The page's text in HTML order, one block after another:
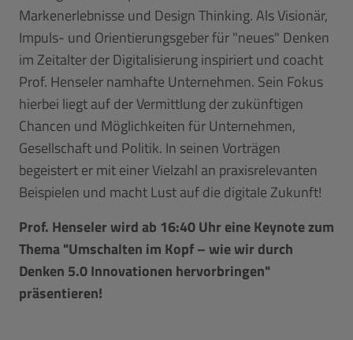
Markenerlebnisse und Design Thinking. Als Visionär,
Impuls- und Orientierungsgeber für "neues" Denken
im Zeitalter der Digitalisierung inspiriert und coacht
Prof. Henseler namhafte Unternehmen. Sein Fokus
hierbei liegt auf der Vermittlung der zukünftigen
Chancen und Möglichkeiten für Unternehmen,
Gesellschaft und Politik. In seinen Vorträgen
begeistert er mit einer Vielzahl an praxisrelevanten
Beispielen und macht Lust auf die digitale Zukunft!
Prof. Henseler wird ab 16:40 Uhr eine Keynote zum
Thema "Umschalten im Kopf – wie wir durch
Denken 5.0 Innovationen hervorbringen"
präsentieren!